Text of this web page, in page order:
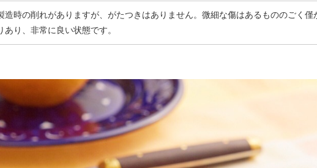
造時の削れがありますが、がたつきはありません。微細な傷はあるもののごく僅
あり、非常に良い状態です。